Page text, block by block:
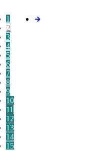
1
2
3
4
5
6
7
8
9
10
11
12
13
14
15